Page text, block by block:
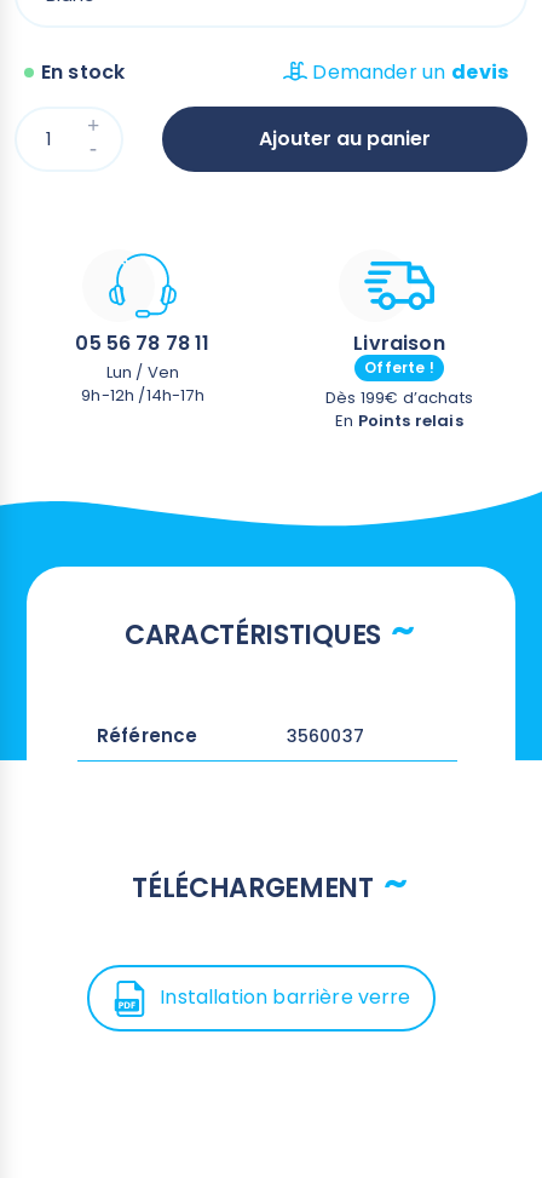
En stock Demander un devis
Ajouter au panier
05 56 78 78 11
Lun / Ven
9h-12h /14h-17h
Livraison
Offerte !
Dès 199€ d’achats
En Points relais
CARACTÉRISTIQUES
Référence 3560037
TÉLÉCHARGEMENT
Installation barrière verre